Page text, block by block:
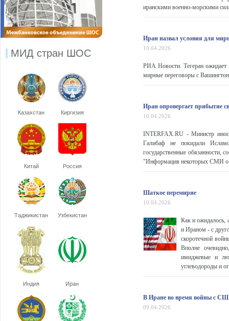
МИД стран ШОС
Казахстан Киргизия
Китай Россия
Таджикистан Узбекистан
Индия Иран
иранскими военно-морскими
Иран назвал условия для
10.04.2026
РИА Новости. Тегеран ожидает
мирные переговоры с
Иран опровергает прибытие
10.04.2026
INTERFAX.RU - Министр
Галибаф не покидали
государственные обязанности,
"Информация некоторых СМИ о
Шаткое перемирие
10.04.2026
Как и ожидалось,
и Ираном - с
скоротечной
Вполне
имиджевые и
углеводороды и
В Иране во время войны с
09.04.2026